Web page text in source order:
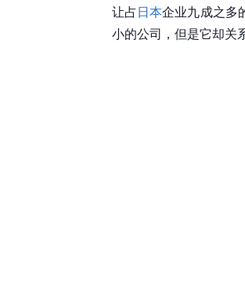
让占日本企业九成之多
小的公司，但是它却关